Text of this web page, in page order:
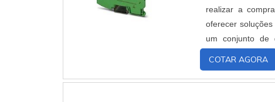
realizar a
oferecer
um conjunto de
operação em
COTAR AGORA